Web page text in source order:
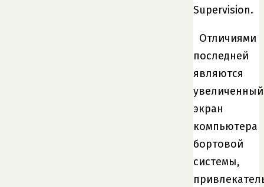
Supervision.
Отличиями
последней
являются
увеличенный
экран
компьютера
бортовой
системы,